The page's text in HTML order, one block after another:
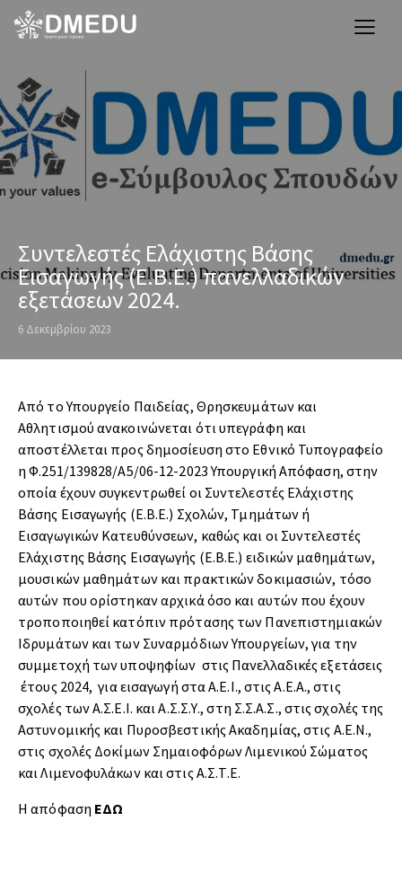
Συντελεστές Ελάχιστης Βάσης
Εισαγωγής (Ε.Β.Ε.) πανελλαδικών
εξετάσεων 2024.
6 Δεκεμβρίου 2023
Από το Υπουργείο Παιδείας, Θρησκευμάτων και
Αθλητισμού ανακοινώνεται ότι υπεγράφη και
αποστέλλεται προς δημοσίευση στο Εθνικό Τυπογραφείο
η Φ.251/139828/A5/06-12-2023 Υπουργική Απόφαση, στην
οποία έχουν συγκεντρωθεί οι Συντελεστές Ελάχιστης
Βάσης Εισαγωγής (Ε.Β.Ε.) Σχολών, Τμημάτων ή
Εισαγωγικών Κατευθύνσεων, καθώς και οι Συντελεστές
Ελάχιστης Βάσης Εισαγωγής (Ε.Β.Ε.) ειδικών μαθημάτων,
μουσικών μαθημάτων και πρακτικών δοκιμασιών, τόσο
αυτών που ορίστηκαν αρχικά όσο και αυτών που έχουν
τροποποιηθεί κατόπιν πρότασης των Πανεπιστημιακών
Ιδρυμάτων και των Συναρμόδιων Υπουργείων, για την
συμμετοχή των υποψηφίων στις Πανελλαδικές εξετάσεις
έτους 2024, για εισαγωγή στα Α.Ε.Ι., στις Α.Ε.Α., στις
σχολές των Α.Σ.Ε.Ι. και Α.Σ.Σ.Υ., στη Σ.Σ.Α.Σ., στις σχολές της
Αστυνομικής και Πυροσβεστικής Ακαδημίας, στις Α.Ε.Ν.,
στις σχολές Δοκίμων Σημαιοφόρων Λιμενικού Σώματος
και Λιμενοφυλάκων και στις Α.Σ.Τ.Ε.
Η απόφαση ΕΔΩ